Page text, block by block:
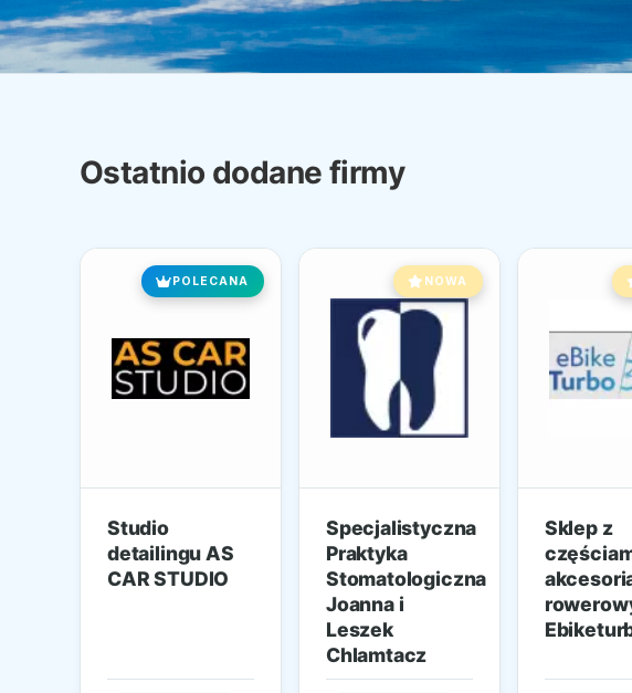
Ostatnio dodane firmy
POLECANA
Studio
detailingu AS
CAR STUDIO
NOWA
Specjalistyczna
Praktyka
Stomatologiczna
Joanna i
Leszek
Chlamtacz
Sklep z